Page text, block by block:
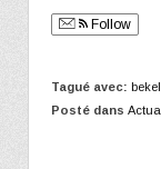
Follow
Tagué avec:
Posté dans